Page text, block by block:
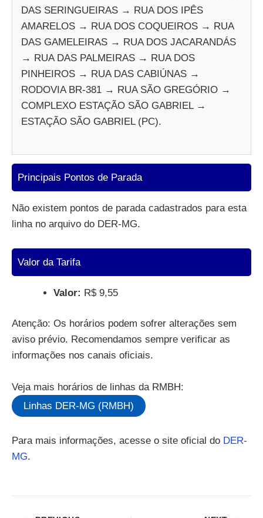
DAS SERINGUEIRAS → RUA DOS IPÊS
AMARELOS → RUA DOS COQUEIROS → RUA
DAS GAMELEIRAS → RUA DOS JACARANDÁS
→ RUA DAS PALMEIRAS → RUA DOS
PINHEIROS → RUA DAS CABIÚNAS →
RODOVIA BR-381 → RUA SÃO GREGÓRIO →
COMPLEXO ESTAÇÃO SÃO GABRIEL →
ESTAÇÃO SÃO GABRIEL (PC).
Principais Pontos de Parada
Não existem pontos de parada cadastrados para esta
linha no arquivo do DER-MG.
Valor da Tarifa
Valor: R$ 9,55
Atenção: Os horários podem sofrer alterações sem
aviso prévio. Recomendamos sempre verificar as
informações nos canais oficiais.
Veja mais horários de linhas da RMBH:
Linhas DER-MG (RMBH)
Para mais informações, acesse o site oficial do DER-
MG.